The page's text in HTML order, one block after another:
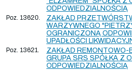
ODPOWIEDZIALNOŚCIĄ
Poz. 13620.
ZAKŁAD
WARZYWNEGO
OGRANICZONĄ
UPADŁOŚCI
Poz. 13621.
ZAKŁAD REMONTOWO-
GRUPA SRS SPÓŁKA Z
ODPOWIEDZIALNOŚCIĄ